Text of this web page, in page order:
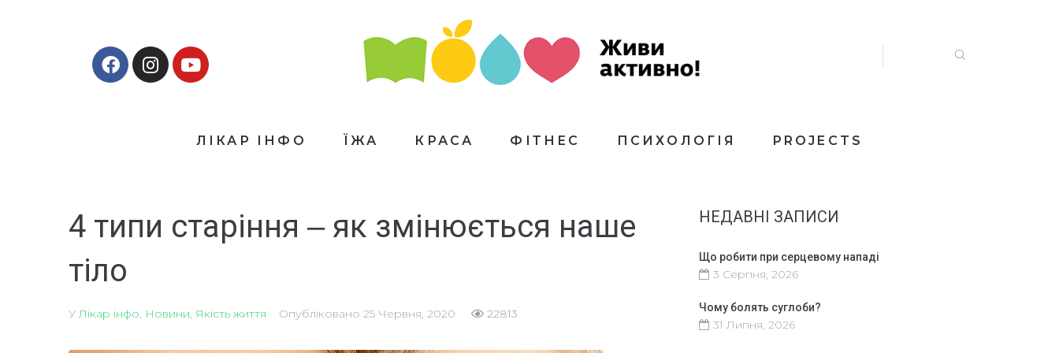
ЛІКАР ІНФО ЇЖА КРАСА ФІТНЕС ПСИХОЛОГІЯ PROJECTS
4 типи старіння ‒ як змінюється наше
тіло
УЛікар інфо, Новини, Якість життя Опубліковано 25 Червня, 2020 22813
НЕДАВНІ ЗАПИСИ
Що робити при серцевому нападі
3 Серпня, 2026
Чому болять суглоби?
31 Липня, 2026